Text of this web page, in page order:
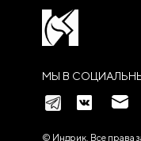
МЫ В
© Индрик. Все права